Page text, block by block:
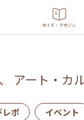
ガイド・マガジン
、 アート・カ
レポ イベント